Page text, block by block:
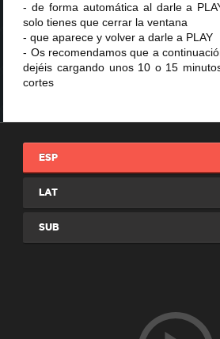
- de forma automática al darle a
solo tienes que cerrar la ventana
- que aparece y volver a darle a PLAY
- Os recomendamos que a
dejéis cargando unos 10 o 15
cortes
ESP
LAT
SUB